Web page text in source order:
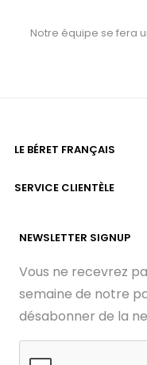
Notre équipe se fera
LE BÉRET FRANÇAIS
SERVICE CLIENTÈLE
NEWSLETTER SIGNUP
Vous ne recevrez
semaine de notre
désabonner de la